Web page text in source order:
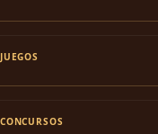
JUEGOS
CONCURSOS